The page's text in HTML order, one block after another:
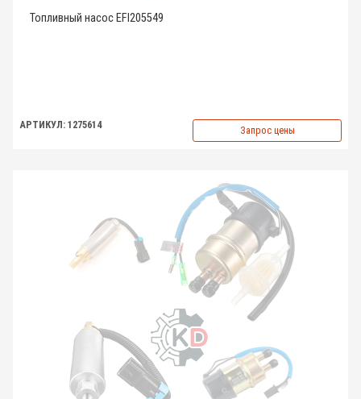
Топливный насос EFI205549
АРТИКУЛ: 1275614 Запрос цены